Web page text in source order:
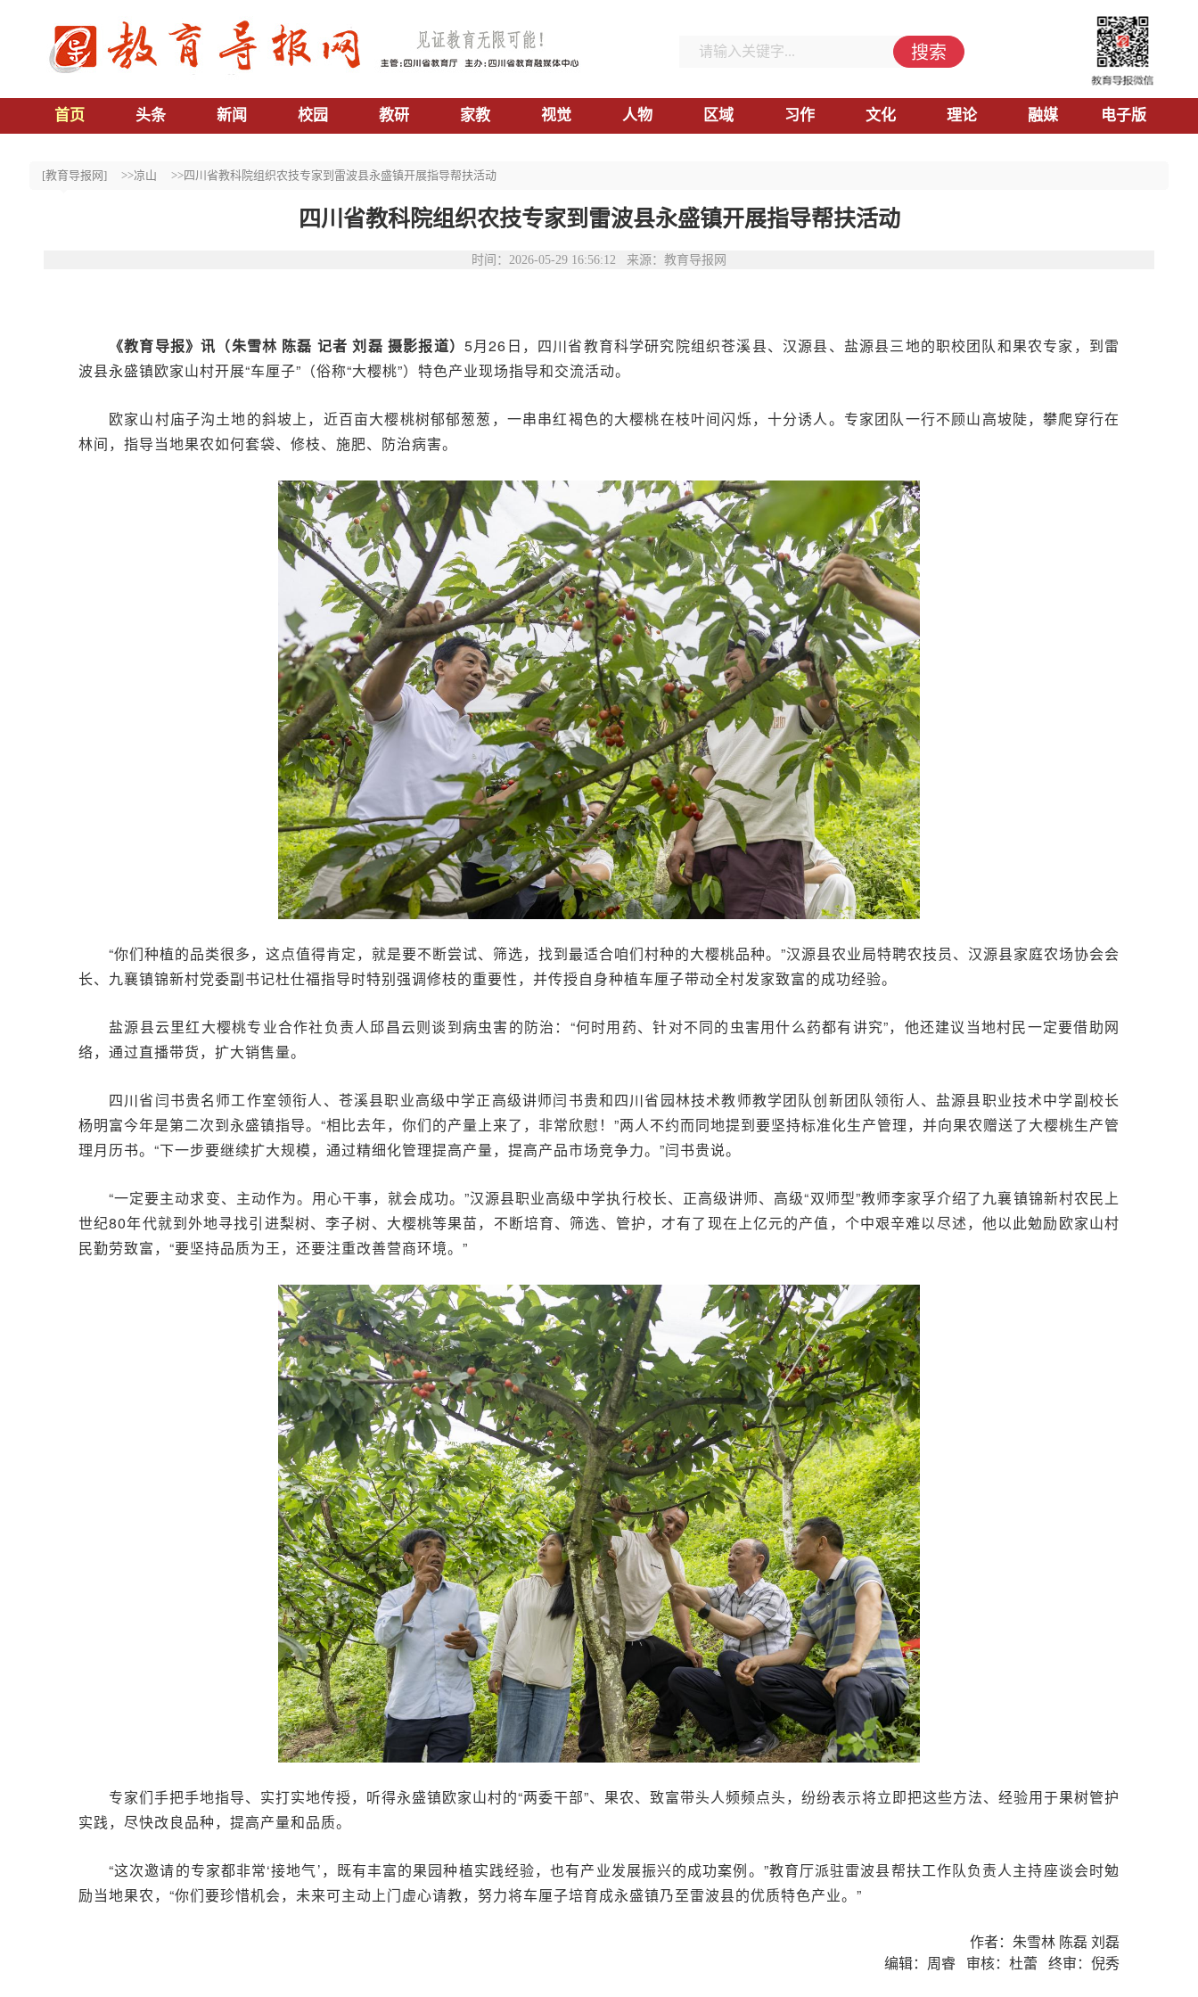
首页 头条 新闻 校园 教研 家教 视觉 人物 区域 习作 文化 理论 融媒 电子版
搜索
[教育导报网] >>凉山 >>四川省教科院组织农技专家到雷波县永盛镇开展指导帮扶活动
四川省教科院组织农技专家到雷波县永盛镇开展指导帮扶活动
时间：2026-05-29 16:56:12 来源：教育导报网
《教育导报》讯（朱雪林 陈磊 记者 刘磊 摄影报道） 5月26日，四川省教育科学研究院组织苍溪县、汉源县、盐源县三地的职校团队和果农专家，到雷
波县永盛镇欧家山村开展“车厘子”（俗称“大樱桃”）特色产业现场指导和交流活动。
欧家山村庙子沟土地的斜坡上，近百亩大樱桃树郁郁葱葱，一串串红褐色的大樱桃在枝叶间闪烁，十分诱人。专家团队一行不顾山高坡陡，攀爬穿行在
林间，指导当地果农如何套袋、修枝、施肥、防治病害。
“你们种植的品类很多，这点值得肯定，就是要不断尝试、筛选，找到最适合咱们村种的大樱桃品种。”汉源县农业局特聘农技员、汉源县家庭农场协会会
长、九襄镇锦新村党委副书记杜仕福指导时特别强调修枝的重要性，并传授自身种植车厘子带动全村发家致富的成功经验。
盐源县云里红大樱桃专业合作社负责人邱昌云则谈到病虫害的防治：“何时用药、针对不同的虫害用什么药都有讲究”，他还建议当地村民一定要借助网
络，通过直播带货，扩大销售量。
四川省闫书贵名师工作室领衔人、苍溪县职业高级中学正高级讲师闫书贵和四川省园林技术教师教学团队创新团队领衔人、盐源县职业技术中学副校长
杨明富今年是第二次到永盛镇指导。“相比去年，你们的产量上来了，非常欣慰！”两人不约而同地提到要坚持标准化生产管理，并向果农赠送了大樱桃生产管
理月历书。“下一步要继续扩大规模，通过精细化管理提高产量，提高产品市场竞争力。”闫书贵说。
“一定要主动求变、主动作为。用心干事，就会成功。”汉源县职业高级中学执行校长、正高级讲师、高级“双师型”教师李家孚介绍了九襄镇锦新村农民上
世纪80年代就到外地寻找引进梨树、李子树、大樱桃等果苗，不断培育、筛选、管护，才有了现在上亿元的产值，个中艰辛难以尽述，他以此勉励欧家山村
民勤劳致富，“要坚持品质为王，还要注重改善营商环境。”
专家们手把手地指导、实打实地传授，听得永盛镇欧家山村的“两委干部”、果农、致富带头人频频点头，纷纷表示将立即把这些方法、经验用于果树管护
实践，尽快改良品种，提高产量和品质。
“这次邀请的专家都非常‘接地气’，既有丰富的果园种植实践经验，也有产业发展振兴的成功案例。”教育厅派驻雷波县帮扶工作队负责人主持座谈会时勉
励当地果农，“你们要珍惜机会，未来可主动上门虚心请教，努力将车厘子培育成永盛镇乃至雷波县的优质特色产业。”
作者：朱雪林 陈磊 刘磊
编辑：周睿 审核：杜蕾 终审：倪秀